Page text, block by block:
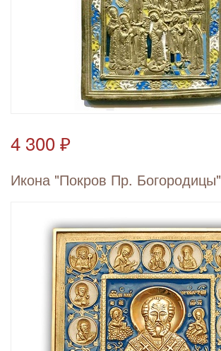
4 300 ₽
Икона "Покров Пр. Богородицы"